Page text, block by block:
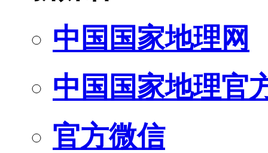
中国国家地理网
中国国家地理官
官方微信